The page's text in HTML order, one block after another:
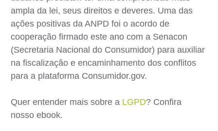
ampla da lei, seus direitos e deveres. Uma das
ações positivas da ANPD foi o acordo de
cooperação firmado este ano com a Senacon
(Secretaria Nacional do Consumidor) para auxiliar
na fiscalização e encaminhamento dos conflitos
para a plataforma Consumidor.gov.
Quer entender mais sobre a LGPD? Confira
nosso ebook.